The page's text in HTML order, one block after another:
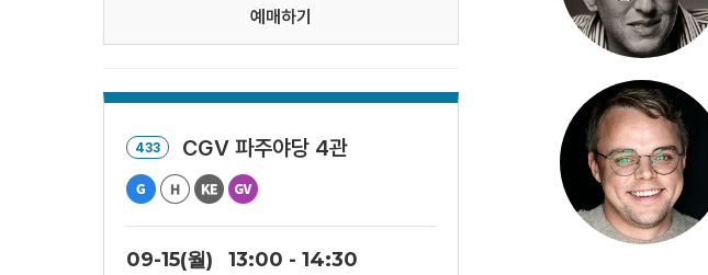
예매하기
433 CGV 파주야당 4관
09-15(월) 13:00 - 14:30